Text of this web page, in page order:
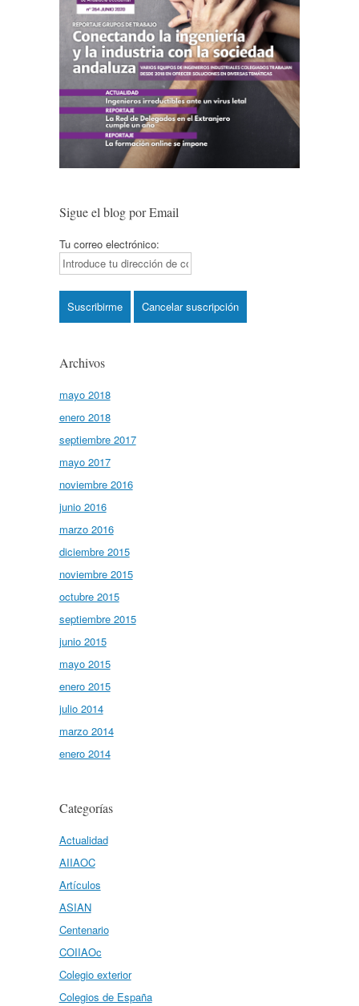
Sigue el blog por Email
Tu correo electrónico:
Archivos
mayo 2018
enero 2018
septiembre 2017
mayo 2017
noviembre 2016
junio 2016
marzo 2016
diciembre 2015
noviembre 2015
octubre 2015
septiembre 2015
junio 2015
mayo 2015
enero 2015
julio 2014
marzo 2014
enero 2014
Categorías
Actualidad
AIIAOC
Artículos
ASIAN
Centenario
COIIAOc
Colegio exterior
Colegios de España